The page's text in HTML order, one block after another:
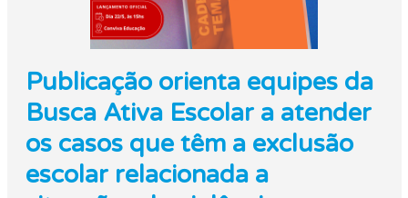
Publicação orienta equipes da
Busca Ativa Escolar a atender
os casos que têm a exclusão
escolar relacionada a